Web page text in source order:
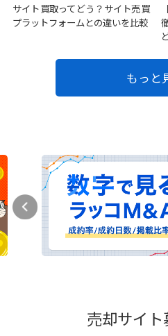
サイト買取ってどう？サイト売買
プラットフォームとの違いを比較
もっと
売却サイト